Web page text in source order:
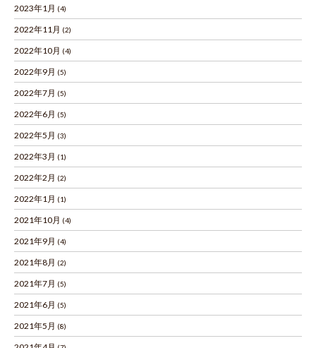
2023年1月 (4)
2022年11月 (2)
2022年10月 (4)
2022年9月 (5)
2022年7月 (5)
2022年6月 (5)
2022年5月 (3)
2022年3月 (1)
2022年2月 (2)
2022年1月 (1)
2021年10月 (4)
2021年9月 (4)
2021年8月 (2)
2021年7月 (5)
2021年6月 (5)
2021年5月 (8)